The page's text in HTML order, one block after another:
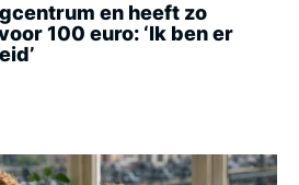
en heeft zo
100 euro: ‘Ik ben er